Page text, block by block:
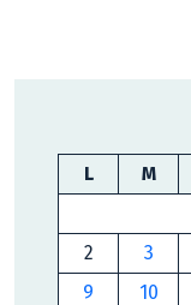
L M
2
3
9
10